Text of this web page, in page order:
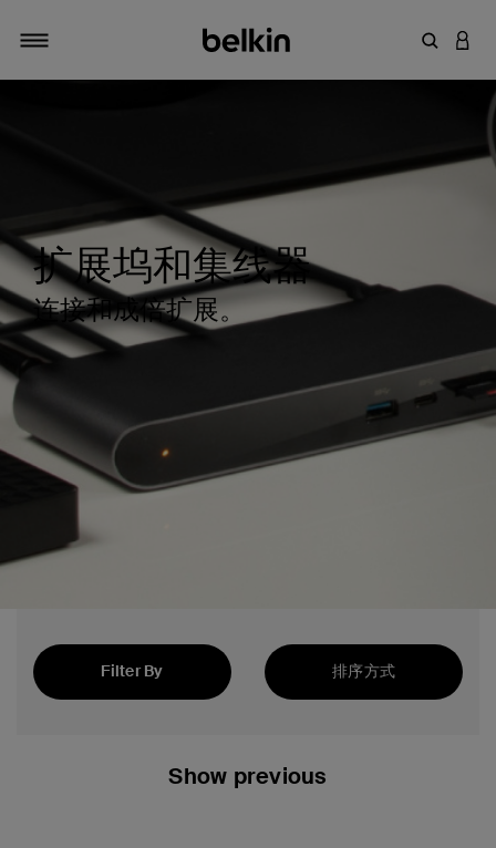
切换导航
输入关键
登录
扩展坞和集线器
连接和成倍扩展。
Filter By
排序方式
Show previous